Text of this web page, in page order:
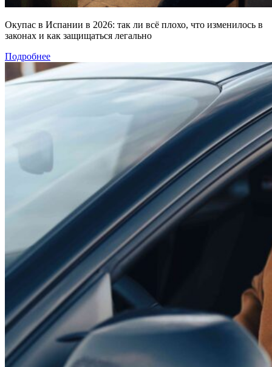
Окупас в Испании в 2026: так ли всё плохо, что изменилось в
законах и как защищаться легально
Подробнее